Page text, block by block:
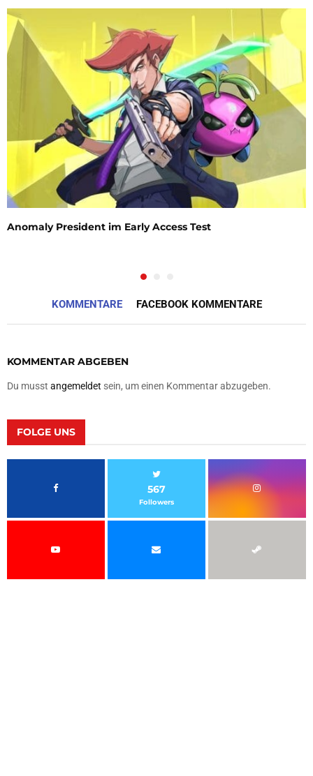
Anomaly President im Early Access Test
KOMMENTARE FACEBOOK KOMMENTARE
KOMMENTAR ABGEBEN
Du musst angemeldet sein, um einen Kommentar abzugeben.
FOLGE UNS
567
Followers